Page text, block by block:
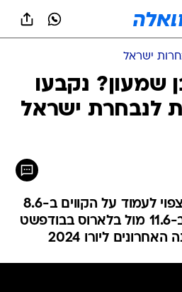
ישראל
שמעון? נקבעו
לנבחרת ישראל
המאמן הלאומי הבא צפוי לעמוד על הקווים ב-8.6
נגד הונגריה בדברצן וב-11.6 מול בלארוס בבודפשט
ליורו 2024